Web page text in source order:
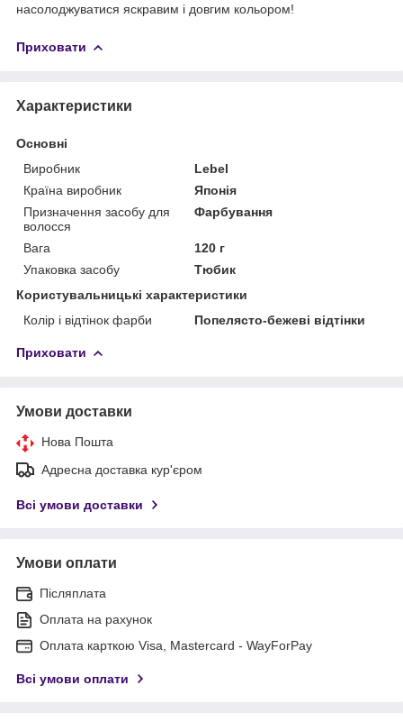
насолоджуватися яскравим і довгим кольором!
Приховати
Характеристики
Основні
Виробник
Lebel
Країна виробник
Японія
Призначення засобу для
волосся
Фарбування
Вага
120 г
Упаковка засобу
Тюбик
Користувальницькі характеристики
Колір і відтінок фарби
Попелясто-бежеві відтінки
Приховати
Умови доставки
Нова Пошта
Адресна доставка кур'єром
Всі умови доставки
Умови оплати
Післяплата
Оплата на рахунок
Оплата карткою Visa, Mastercard - WayForPay
Всі умови оплати